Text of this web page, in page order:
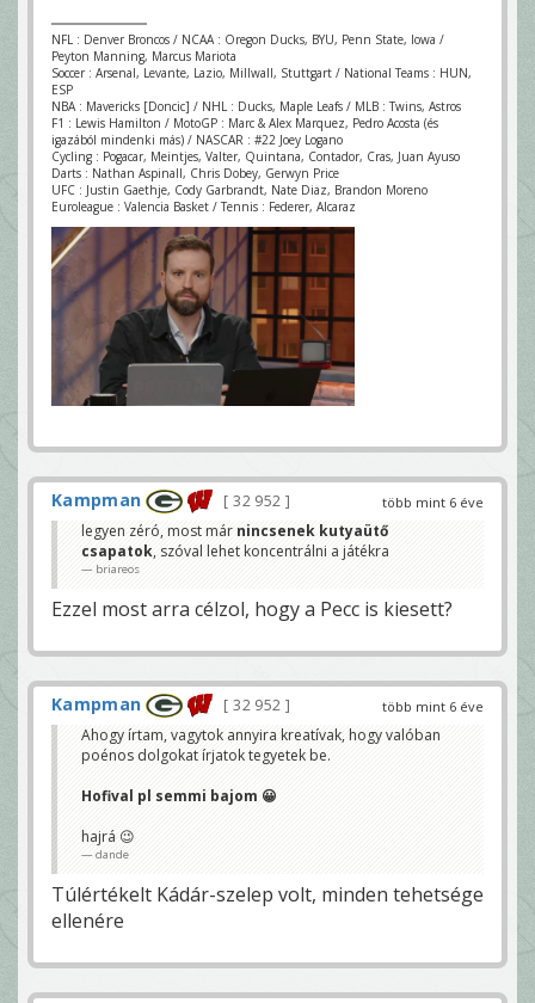
NFL : Denver Broncos / NCAA : Oregon Ducks, BYU, Penn State, Iowa /
Peyton Manning, Marcus Mariota
Soccer : Arsenal, Levante, Lazio, Millwall, Stuttgart / National Teams : HUN,
ESP
NBA : Mavericks [Doncic] / NHL : Ducks, Maple Leafs / MLB : Twins, Astros
F1 : Lewis Hamilton / MotoGP : Marc & Alex Marquez, Pedro Acosta (és
igazából mindenki más) / NASCAR : #22 Joey Logano
Cycling : Pogacar, Meintjes, Valter, Quintana, Contador, Cras, Juan Ayuso
Darts : Nathan Aspinall, Chris Dobey, Gerwyn Price
UFC : Justin Gaethje, Cody Garbrandt, Nate Diaz, Brandon Moreno
Euroleague : Valencia Basket / Tennis : Federer, Alcaraz
több mint 6 éve
Kampman
32 952
legyen zéró, most már nincsenek kutyaütő
csapatok, szóval lehet koncentrálni a játékra
briareos
Ezzel most arra célzol, hogy a Pecc is kiesett?
több mint 6 éve
Kampman
32 952
Ahogy írtam, vagytok annyira kreatívak, hogy valóban
poénos dolgokat írjatok tegyetek be.
Hofival pl semmi bajom 😀
hajrá 😉
dande
Túlértékelt Kádár-szelep volt, minden tehetsége
ellenére